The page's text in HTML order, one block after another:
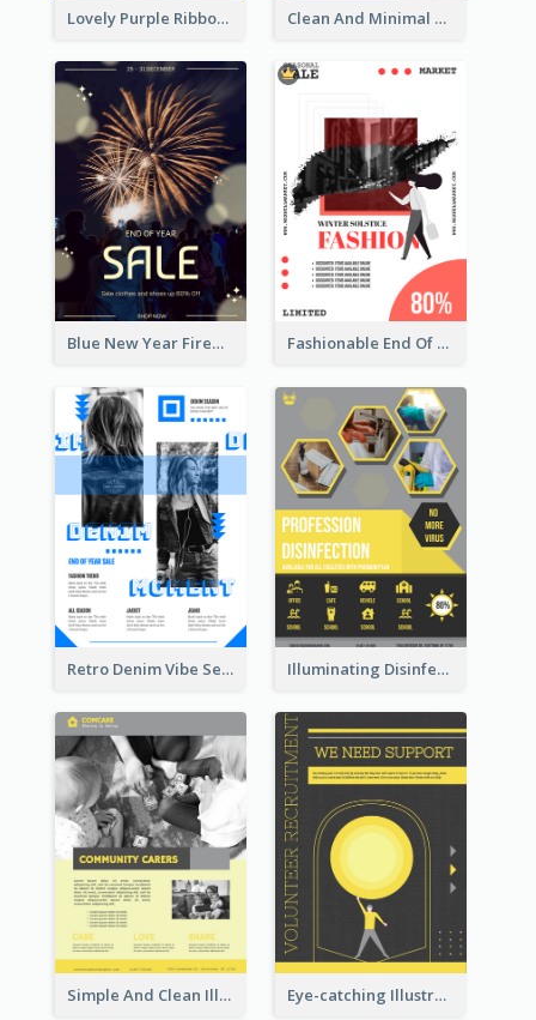
Lovely Purple Ribbon Poster Design Template Clean And Minimal Rose Portrait Poster Design
Blue New Year Firework Photo Sale Poster Fashionable End Of Sale Poster Design Template
Retro Denim Vibe Seasonal Sale Poster Design Illuminating Disinfection Promotional Poster Design
Simple And Clean Illuminating Community Poster Design Eye-catching Illustration Illuminating Design Template